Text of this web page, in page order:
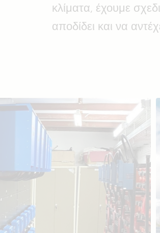
κλίματα, έχουμε
αποδίδει και να